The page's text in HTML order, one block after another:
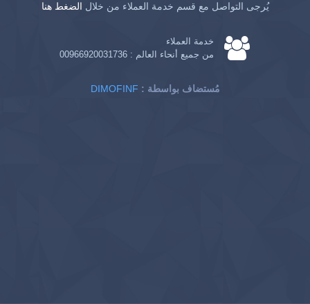
يُرجى التواصل مع قسم خدمة العملاء من خلال الضغط هنا
خدمة العملاء
من جميع أنحاء العالم : 00966920031736
DIMOFINF : مُستضاف بواسطة